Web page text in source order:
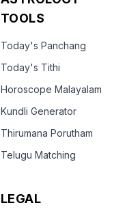
TOOLS
Today's Panchang
Today's Tithi
Horoscope Malayalam
Kundli Generator
Thirumana Porutham
Telugu Matching
LEGAL